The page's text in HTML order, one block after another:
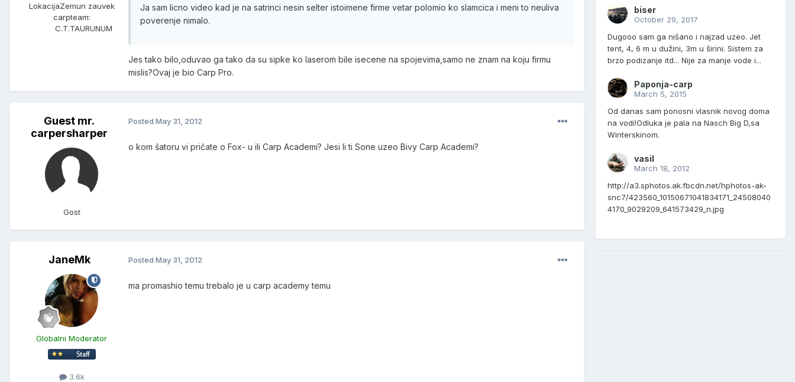
LokacijaZemun zauvek
carpteam:
C.T.TAURUNUM
Ja sam licno video kad je na satrinci nesin selter istoimene firme vetar polomio ko slamcica i meni to neuliva
poverenje nimalo.
Jes tako bilo,oduvao ga tako da su sipke ko laserom bile isecene na spojevima,samo ne znam na koju firmu
mislis?Ovaj je bio Carp Pro.
Guest mr.
carpersharper
Gost
Posted May 31, 2012
o kom šatoru vi pričate o Fox- u ili Carp Academi? Jesi li ti Sone uzeo Bivy Carp Academi?
JaneMk
Globalni Moderator
3.6k
Posted May 31, 2012
ma promashio temu trebalo je u carp academy temu
biser
October 29, 2017
Dugooo sam ga nišano i najzad uzeo. Jet
tent, 4, 6 m u dužini, 3m u širini. Sistem za
brzo podizanje itd... Nije za manje vode i...
Paponja-carp
March 5, 2015
Od danas sam ponosni vlasnik novog doma
na vodi!Odluka je pala na Nasch Big D,sa
Winterskinom.
vasil
March 18, 2012
http://a3.sphotos.ak.fbcdn.net/hphotos-ak-
snc7/423560_10150671041834171_24508040
4170_9029209_641573429_n.jpg